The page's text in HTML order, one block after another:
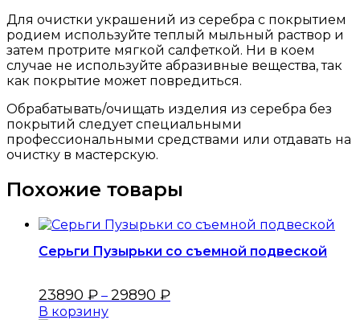
Для очистки украшений из серебра с покрытием
родием используйте теплый мыльный раствор и
затем протрите мягкой салфеткой. Ни в коем
случае не используйте абразивные вещества, так
как покрытие может повредиться.
Обрабатывать/очищать изделия из серебра без
покрытий следует специальными
профессиональными средствами или отдавать на
очистку в мастерскую.
Похожие товары
Серьги Пузырьки со съемной подвеской
23890 ₽ – 29890 ₽
В корзину